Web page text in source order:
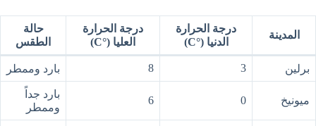
المدينة
درجة الحرارة
الدنيا (°C)
درجة الحرارة
العليا (°C)
حالة
الطقس
برلين 3
8 بارد وممطر
ميونيخ 0
6
بارد جداً
وممطر